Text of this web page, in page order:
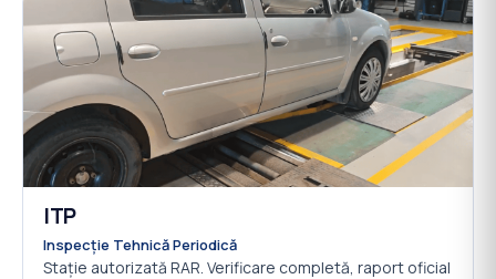
ITP
Inspecție Tehnică Periodică
Stație autorizată RAR. Verificare completă, raport oficial